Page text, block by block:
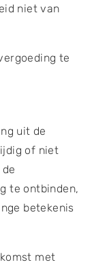
niet van
te
uit de
of niet
te ontbinden,
betekenis
met